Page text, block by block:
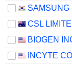
CSL
BIOGEN
INCYTE